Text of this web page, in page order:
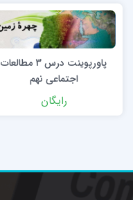
پاورپوینت درس 3 مطالعات
اجتماعی نهم
رایگان